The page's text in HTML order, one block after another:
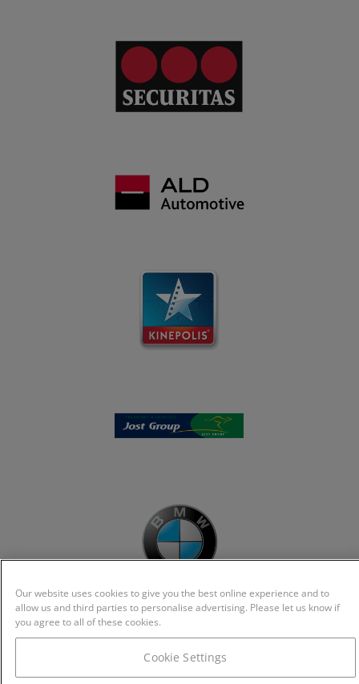
Our website uses cookies to give you the best online experience and to
allow us and third parties to personalise advertising. Please let us know if
you agree to all of these cookies.
Cookie Settings